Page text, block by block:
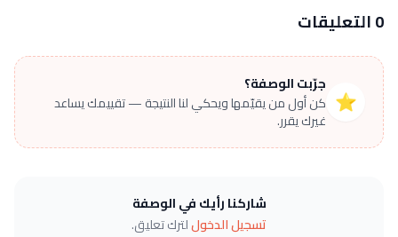
0 التعليقات
⭐
جرّبت الوصفة؟
كن أول من يقيّمها ويحكي لنا النتيجة — تقييمك يساعد
غيرك يقرر.
شاركنا رأيك في الوصفة
تسجيل الدخوللترك تعليق.